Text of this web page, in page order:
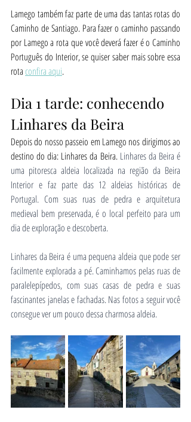
Lamego também faz parte de uma das tantas rotas do
Caminho de Santiago. Para fazer o caminho passando
por Lamego a rota que você deverá fazer é o Caminho
Português do Interior, se quiser saber mais sobre essa
rota confira aqui.
Dia 1 tarde: conhecendo
Linhares da Beira
Depois do nosso passeio em Lamego nos dirigimos ao
destino do dia: Linhares da Beira. Linhares da Beira é
uma pitoresca aldeia localizada na região da Beira
Interior e faz parte das 12 aldeias históricas de
Portugal. Com suas ruas de pedra e arquitetura
medieval bem preservada, é o local perfeito para um
dia de exploração e descoberta.
Linhares da Beira é uma pequena aldeia que pode ser
facilmente explorada a pé. Caminhamos pelas ruas de
paralelepípedos, com suas casas de pedra e suas
fascinantes janelas e fachadas. Nas fotos a seguir você
consegue ver um pouco dessa charmosa aldeia.